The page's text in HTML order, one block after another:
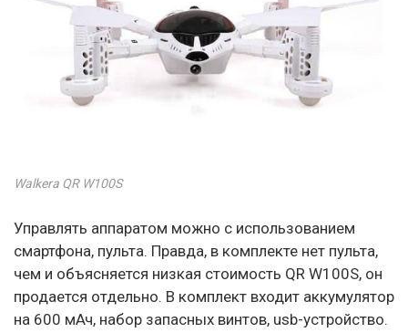
Walkera QR W100S
Управлять аппаратом можно с использованием
смартфона, пульта. Правда, в комплекте нет пульта,
чем и объясняется низкая стоимость QR W100S, он
продается отдельно. В комплект входит аккумулятор
на 600 мАч, набор запасных винтов, usb-устройство.